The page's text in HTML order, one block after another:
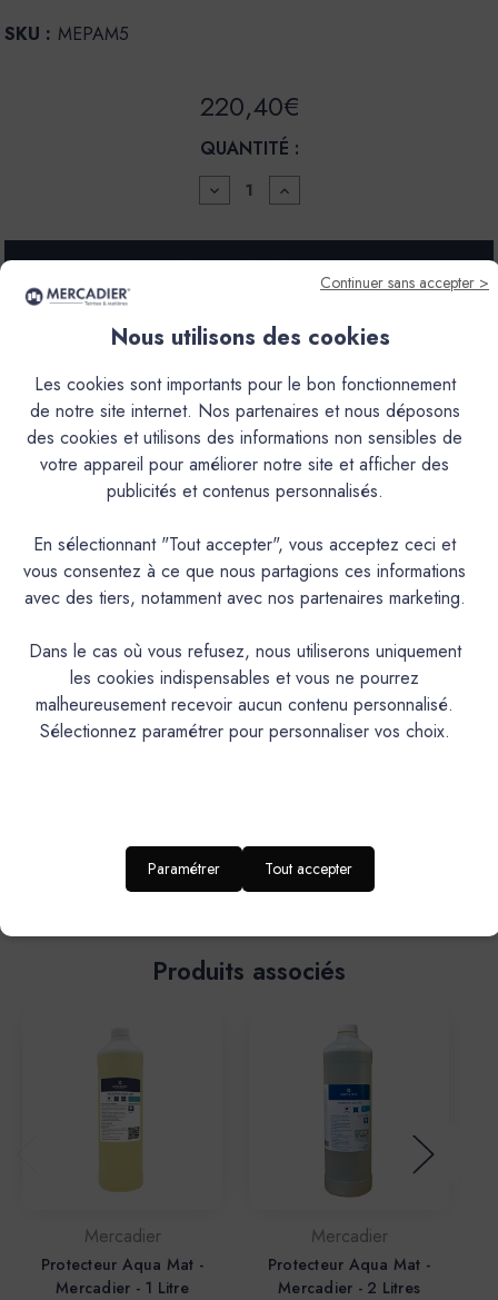
SKU : MEPAM5
220,40€
QUANTITÉ :
DIMINUER
LA
POUR
PROTECTEUR
MERCADIER
-
LITRES
AUGMENTER
LA
POUR
PROTECTEUR
MERCADIER
-
LITRES
Disponibilité & Retraits
configurez votre projet
Avis produit
Paiement sécurisé
Retours
Produits associés
Mercadier
Protecteur Aqua Mat -
Mercadier - 1 Litre
Mercadier
Protecteur Aqua Mat -
Mercadier - 2 Litres
Continuer sans accepter >
Nous utilisons des cookies
Les cookies sont importants pour le bon fonctionnement
de notre site internet. Nos partenaires et nous déposons
des cookies et utilisons des informations non sensibles de
votre appareil pour améliorer notre site et afficher des
publicités et contenus personnalisés.
En sélectionnant "Tout accepter", vous acceptez ceci et
vous consentez à ce que nous partagions ces informations
avec des tiers, notamment avec nos partenaires marketing.
Dans le cas où vous refusez, nous utiliserons uniquement
les cookies indispensables et vous ne pourrez
malheureusement recevoir aucun contenu personnalisé.
Sélectionnez paramétrer pour personnaliser vos choix.
Paramétrer Tout accepter